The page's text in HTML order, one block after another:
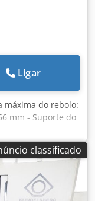
Ligar
máxima do rebolo:
mm - Suporte do
externo Ø 260
da
Eoha Diâmetro
nas imagens.
classificado